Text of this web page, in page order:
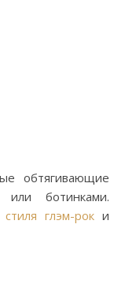
обтягивающие
ботинками.
стиля глэм-рок и